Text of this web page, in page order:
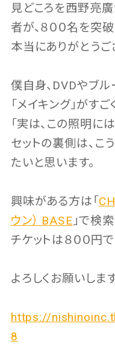
見どころを西野亮
者が、８００名を突破
本当にありがとうご
僕自身、DVDやブ
「メイキング」がす
「実は、この照明に
セットの裏側は、こ
たいと思います。
興味がある方は「
ウン） BASE」で検
チケットは８００円で
よろしくお願いします
https://
8